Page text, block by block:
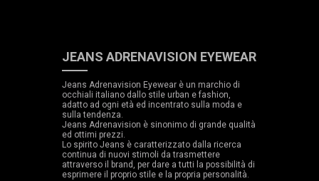
JEANS ADRENAVISION EYEWEAR
Jeans Adrenavision Eyewear è un marchio di
occhiali italiano dallo stile urban e fashion,
adatto ad ogni età ed incentrato sulla moda e
sulla tendenza.
Jeans Adrenavision è sinonimo di grande qualità
ed ottimi prezzi.
Lo spirito Jeans è caratterizzato dalla ricerca
continua di nuovi stimoli da trasmettere
attraverso il brand, per dare a tutti la possibilità di
esprimere il proprio stile e la propria personalità.